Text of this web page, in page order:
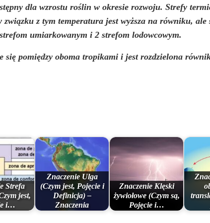
dla wzrostu roślin w okresie rozwoju. Strefy
z tym temperatura jest wyższa na równiku,
umiarkowanym i 2 strefom lodowcowym.
się pomiędzy oboma tropikami i jest rozdzielona
Strefa
jest,
i…
Znaczenie Ulga
(Czym jest, Pojęcie i
Definicja) –
Znaczenia
Znaczenie Klęski
żywiołowe (Czym są,
Pojęcie i…